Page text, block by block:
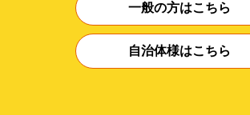
一般の方はこちら
自治体様はこちら